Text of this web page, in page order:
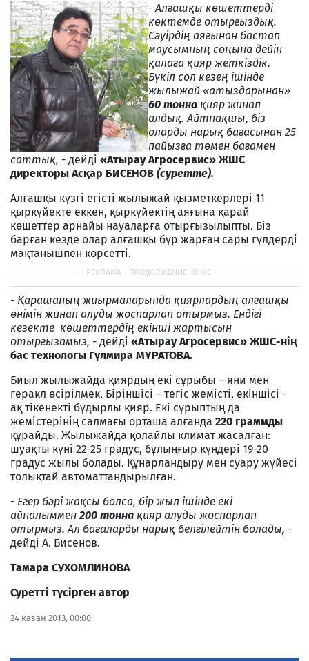
- Алғашқы көшеттерді
көктемде отырғыздық.
Сәуірдің аяғынан бастап
маусымның соңына дейін
қалаға қияр жеткіздік.
Бүкіл сол кезең ішінде
жылыжай «атыздарынан»
60 тонна қияр жинап
алдық. Айтпақшы, біз
оларды нарық бағасынан 25
пайызға төмен бағамен
саттық, - дейді «Атырау Агросервис» ЖШС
директоры Асқар БИСЕНОВ (суретте).
Алғашқы күзгі егісті жылыжай қызметкерлері 11
қыркүйекте еккен, қыркүйектің аяғына қарай
көшеттер арнайы науаларға отырғызылыпты. Біз
барған кезде олар алғашқы бүр жарған сары гүлдерді
мақтанышпен көрсетті.
- Қарашаның жиырмаларында қиярлардың алғашқы
өнімін жинап алуды жоспарлап отырмыз. Ендігі
кезекте көшеттердің екінші жартысын
отырғызамыз, - дейді «Атырау Агросервис» ЖШС-нің
бас технологы Гүлмира МҰРАТОВА.
Биыл жылыжайда қиярдың екі сұрыбы – яни мен
геракл өсірілмек. Біріншісі – тегіс жемісті, екіншісі -
ақ тікенекті бұдырлы қияр. Екі сұрыптың да
жемістерінің салмағы орташа алғанда 220 граммды
құрайды. Жылыжайда қолайлы климат жасалған:
шуақты күні 22-25 градус, бұлыңғыр күндері 19-20
градус жылы болады. Құнарландыру мен суару жүйесі
толықтай автоматтандырылған.
- Егер бәрі жақсы болса, бір жыл ішінде екі
айналыммен 200 тонна қияр алуды жоспарлап
отырмыз. Ал бағаларды нарық белгілейтін болады, -
дейді А. Бисенов.
Тамара СУХОМЛИНОВА
Суретті түсірген автор
24 қазан 2013, 00:00